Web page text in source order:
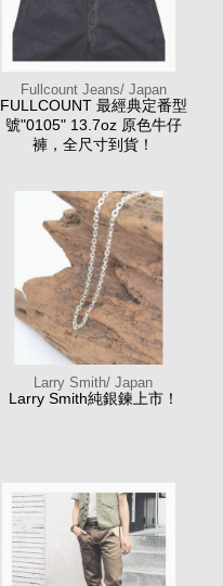
Fullcount Jeans/ Japan
FULLCOUNT 最經典定番型
號"0105" 13.7oz 原色牛仔
褲，全尺寸到貨！
Larry Smith/ Japan
Larry Smith純銀鍊上市！